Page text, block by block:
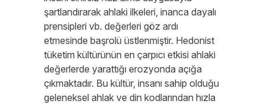
şartlandırarak ahlaki ilkeleri, inanca dayalı
prensipleri vb. değerleri göz ardı
etmesinde başrolü üstlenmiştir. Hedonist
tüketim kültürünün en çarpıcı etkisi ahlaki
değerlerde yarattığı erozyonda açığa
çıkmaktadır. Bu kültür, insanı sahip olduğu
geleneksel ahlak ve din kodlarından hızla